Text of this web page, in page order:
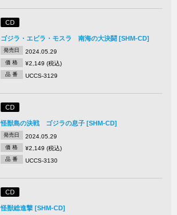
CD
ゴジラ・エビラ・モスラ 南海の大決闘 [SHM-CD]
発売日 2024.05.29
価 格 ¥2,149 (税込)
品 番 UCCS-3129
CD
怪獣島の決戦 ゴジラの息子 [SHM-CD]
発売日 2024.05.29
価 格 ¥2,149 (税込)
品 番 UCCS-3130
CD
怪獣総進撃 [SHM-CD]